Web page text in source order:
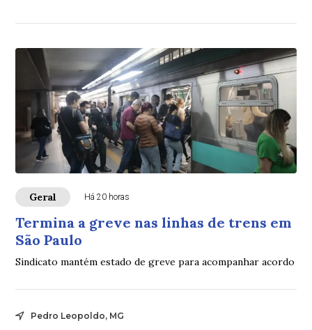
Geral Há 20 horas
Termina a greve nas linhas de trens em
São Paulo
Sindicato mantém estado de greve para acompanhar acordo
Pedro Leopoldo, MG